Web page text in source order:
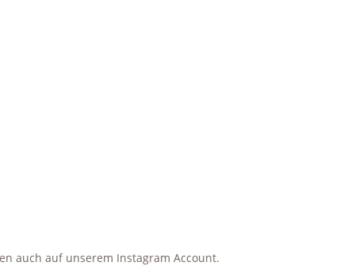
auch auf unserem Instagram Account.